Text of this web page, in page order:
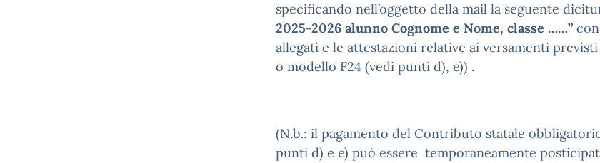
specificando nell’oggetto della mail la seguente
2025-2026 alunno Cognome e Nome, classe ……”
allegati e le attestazioni relative ai versamenti previsti
o modello F24 (vedi punti d), e)) .
(N.b.: il pagamento del Contributo statale
punti d) e e) può essere temporaneamente